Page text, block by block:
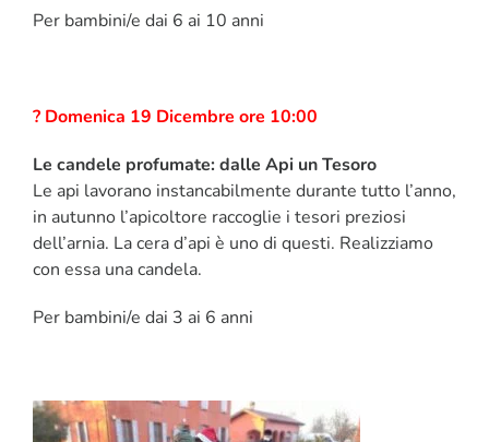
Per bambini/e dai 6 ai 10 anni
? Domenica 19 Dicembre ore 10:00
Le candele profumate: dalle Api un Tesoro
Le api lavorano instancabilmente durante tutto l’anno,
in autunno l’apicoltore raccoglie i tesori preziosi
dell’arnia. La cera d’api è uno di questi. Realizziamo
con essa una candela.
Per bambini/e dai 3 ai 6 anni